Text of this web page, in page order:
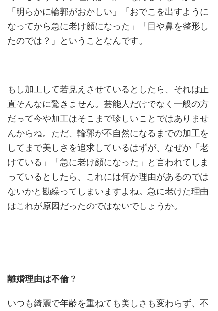
「明らかに輪郭がおかしい」「おでこを出すように
なってから急に老け顔になった」「目や鼻を整形し
たのでは？」ということなんです。
もし加工して若見えさせているとしたら、それは正
直そんなに驚きません。芸能人だけでなく一般の方
だって今や加工はそこまで珍しいことではありませ
んからね。ただ、輪郭が不自然になるまでの加工を
してまで美しさを追求しているはずが、なぜか「老
けている」「急に老け顔になった」と言われてしま
っているとしたら、これには何か理由があるのでは
ないかと勘繰ってしまいますよね。急に老けた理由
はこれが原因だったのではないでしょうか。
離婚理由は不倫？
いつも綺麗で年齢を重ねても美しさも変わらず、不